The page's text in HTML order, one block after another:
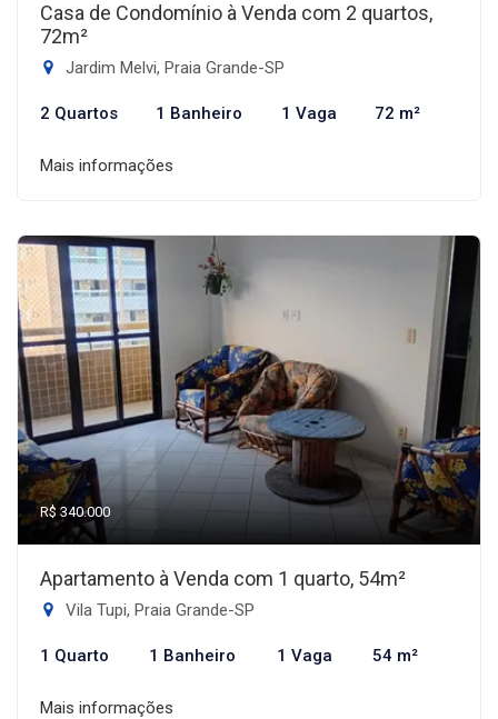
Casa de Condomínio à Venda com 2 quartos,
72m²
Jardim Melvi, Praia Grande-SP
2 Quartos 1 Banheiro 1 Vaga 72 m²
Mais informações
R$ 340.000
Apartamento à Venda com 1 quarto, 54m²
Vila Tupi, Praia Grande-SP
1 Quarto 1 Banheiro 1 Vaga 54 m²
Mais informações